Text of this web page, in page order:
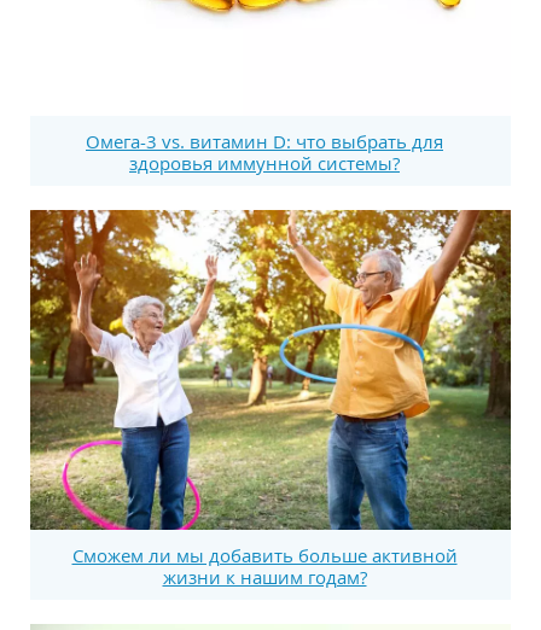
Омега-3 vs. витамин D: что выбрать для
здоровья иммунной системы?
Сможем ли мы добавить больше активной
жизни к нашим годам?